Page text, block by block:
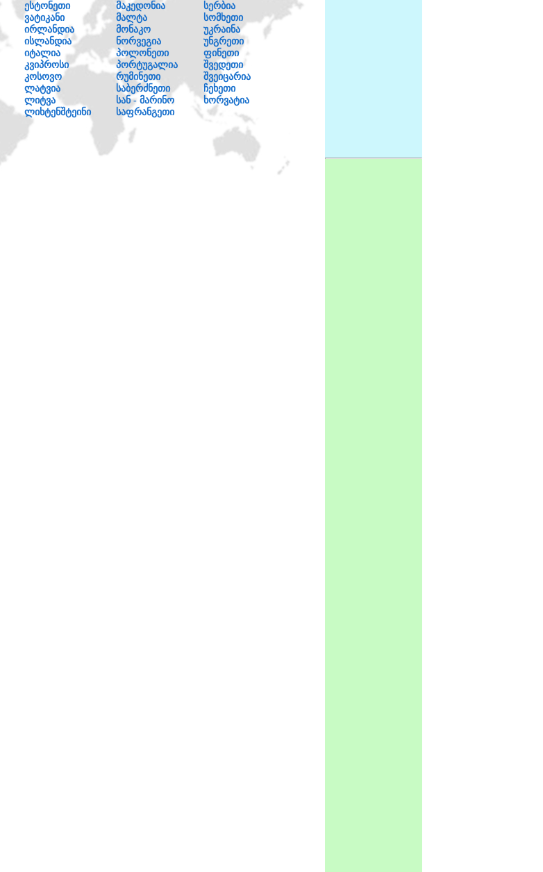
ესტონეთი მაკედონია
სერბია
ვატიკანი მალტა
სომხეთი
ირლანდია მონაკო
უკრაინა
ისლანდია ნორვეგია
უნგრეთი
იტალია პოლონეთი
ფინეთი
კვიპროსი პორტუგალია
შვედეთი
კოსოვო რუმინეთი
შვეიცარია
ლატვია საბერძნეთი
ჩეხეთი
ლიტვა სან - მარინო
ხორვატია
ლიხტენშტეინი საფრანგეთი